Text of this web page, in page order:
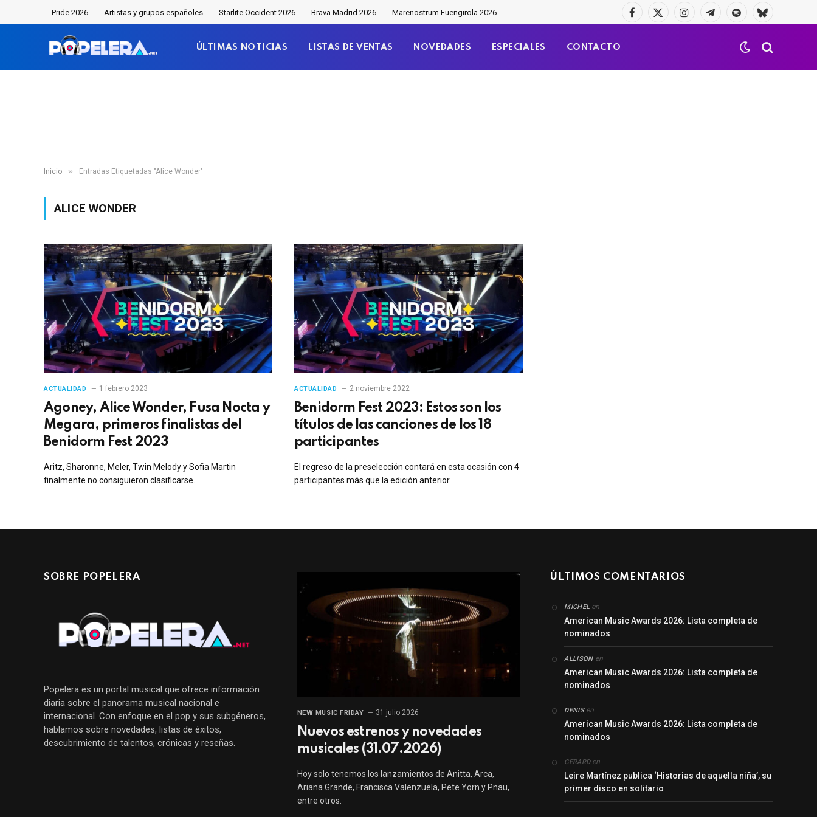
Pride 2026 Artistas y grupos españoles Starlite Occident 2026 Brava Madrid 2026 Marenostrum Fuengirola 2026
Facebook
X
InstagramTelegramaSpotifyBluesky
ÚLTIMAS NOTICIAS LISTAS DE VENTAS NOVEDADES ESPECIALES CONTACTO
Inicio » Entradas Etiquetadas "Alice Wonder"
ALICE WONDER
ACTUALIDAD 1 febrero 2023
Agoney, Alice Wonder, Fusa Nocta y
Megara, primeros finalistas del
Benidorm Fest 2023
Aritz, Sharonne, Meler, Twin Melody y Sofia Martin
finalmente no consiguieron clasificarse.
ACTUALIDAD 2 noviembre 2022
Benidorm Fest 2023: Estos son los
títulos de las canciones de los 18
participantes
El regreso de la preselección contará en esta ocasión con 4
participantes más que la edición anterior.
SOBRE POPELERA
Popelera es un portal musical que ofrece información
diaria sobre el panorama musical nacional e
internacional. Con enfoque en el pop y sus subgéneros,
hablamos sobre novedades, listas de éxitos,
descubrimiento de talentos, crónicas y reseñas.
NEW MUSIC FRIDAY 31 julio 2026
Nuevos estrenos y novedades
musicales (31.07.2026)
Hoy solo tenemos los lanzamientos de Anitta, Arca,
Ariana Grande, Francisca Valenzuela, Pete Yorn y Pnau,
entre otros.
ÚLTIMOS COMENTARIOS
MICHEL en
American Music Awards 2026: Lista completa de
nominados
ALLISONen
American Music Awards 2026: Lista completa de
nominados
DENISen
American Music Awards 2026: Lista completa de
nominados
GERARDen
Leire Martínez publica ‘Historias de aquella niña’, su
primer disco en solitario